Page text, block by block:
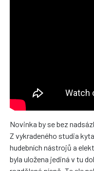
Novinka by se bez
Z vykradeného studia
hudebních nástrojů a
byla uložena jediná v tu